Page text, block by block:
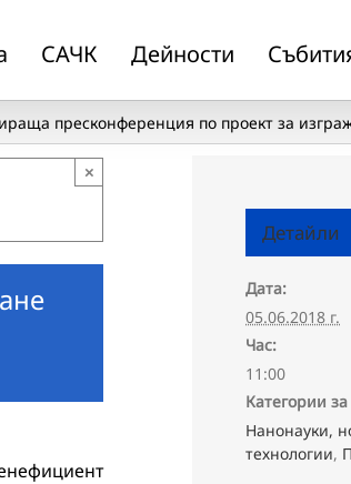
САЧК Дейности
пресконференция по проект за
×
Детайли
Дата:
05.06.2018 г.
Час:
11:00
Категории
Нанонауки,
технологии,